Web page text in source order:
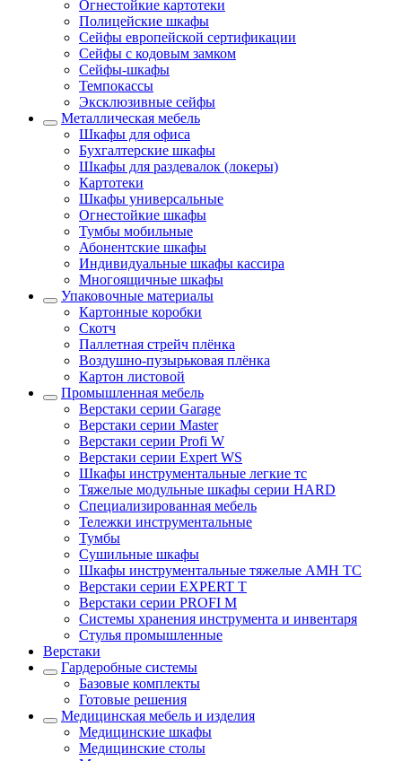
Огнестойкие картотеки
Полицейские шкафы
Сейфы европейской сертификации
Сейфы с кодовым замком
Сейфы-шкафы
Темпокассы
Эксклюзивные сейфы
Металлическая мебель
Шкафы для офиса
Бухгалтерские шкафы
Шкафы для раздевалок (локеры)
Картотеки
Шкафы универсальные
Огнестойкие шкафы
Тумбы мобильные
Абонентские шкафы
Индивидуальные шкафы кассира
Многоящичные шкафы
Упаковочные материалы
Картонные коробки
Скотч
Паллетная стрейч плёнка
Воздушно-пузырьковая плёнка
Картон листовой
Промышленная мебель
Верстаки серии Garage
Верстаки серии Master
Верстаки серии Profi W
Верстаки серии Expert WS
Шкафы инструментальные легкие тс
Тяжелые модульные шкафы серии HARD
Cпециализированная мебель
Тележки инструментальные
Тумбы
Cушильные шкафы
Шкафы инструментальные тяжелые AMH TC
Верстаки серии EXPERT T
Верстаки серии PROFI M
Системы хранения инструмента и инвентаря
Стулья промышленные
Верстаки
Гардеробные системы
Базовые комплекты
Готовые решения
Медицинская мебель и изделия
Медицинские шкафы
Медицинские столы